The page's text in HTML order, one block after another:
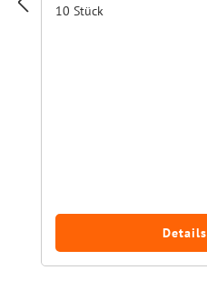
10 Stück
Details